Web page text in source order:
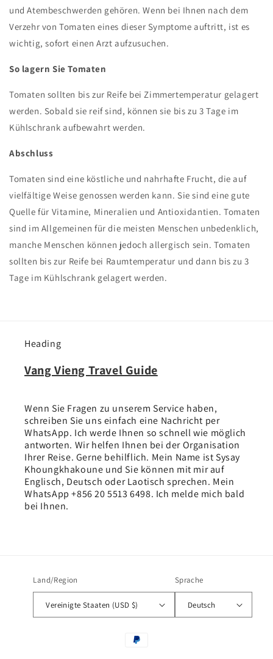
und Atembeschwerden gehören. Wenn bei Ihnen nach dem
Verzehr von Tomaten eines dieser Symptome auftritt, ist es
wichtig, sofort einen Arzt aufzusuchen.
So lagern Sie Tomaten
Tomaten sollten bis zur Reife bei Zimmertemperatur gelagert
werden. Sobald sie reif sind, können sie bis zu 3 Tage im
Kühlschrank aufbewahrt werden.
Abschluss
Tomaten sind eine köstliche und nahrhafte Frucht, die auf
vielfältige Weise genossen werden kann. Sie sind eine gute
Quelle für Vitamine, Mineralien und Antioxidantien. Tomaten
sind im Allgemeinen für die meisten Menschen unbedenklich,
manche Menschen können jedoch allergisch sein. Tomaten
sollten bis zur Reife bei Raumtemperatur und dann bis zu 3
Tage im Kühlschrank gelagert werden.
Heading
Vang Vieng Travel Guide
Wenn Sie Fragen zu unserem Service haben,
schreiben Sie uns einfach eine Nachricht per
WhatsApp. Ich werde Ihnen so schnell wie möglich
antworten. Wir helfen Ihnen bei der Organisation
Ihrer Reise. Gerne behilflich. Mein Name ist Sysay
Khoungkhakoune und Sie können mit mir auf
Englisch, Deutsch oder Laotisch sprechen. Mein
WhatsApp +856 20 5513 6498. Ich melde mich bald
bei Ihnen.
Land/Region
Vereinigte Staaten (USD $)
Sprache
Deutsch
Zahlungsmethoden